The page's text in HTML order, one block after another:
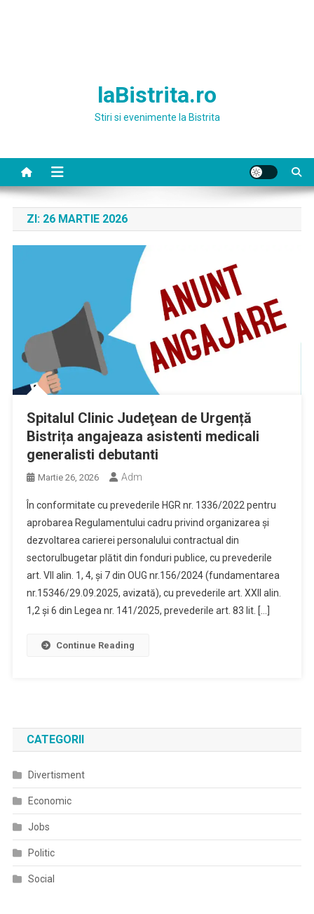
laBistrita.ro
Stiri si evenimente la Bistrita
ZI: 26 MARTIE 2026
Spitalul Clinic Judeţean de Urgență
Bistrița angajeaza asistenti medicali
generalisti debutanti
Martie 26, 2026 Adm
În conformitate cu prevederile HGR nr. 1336/2022 pentru
aprobarea Regulamentului cadru privind organizarea şi
dezvoltarea carierei personalului contractual din
sectorulbugetar plătit din fonduri publice, cu prevederile
art. VII alin. 1, 4, și 7 din OUG nr.156/2024 (fundamentarea
nr.15346/29.09.2025, avizată), cu prevederile art. XXII alin.
1,2 și 6 din Legea nr. 141/2025, prevederile art. 83 lit. […]
Continue Reading
CATEGORII
Divertisment
Economic
Jobs
Politic
Social